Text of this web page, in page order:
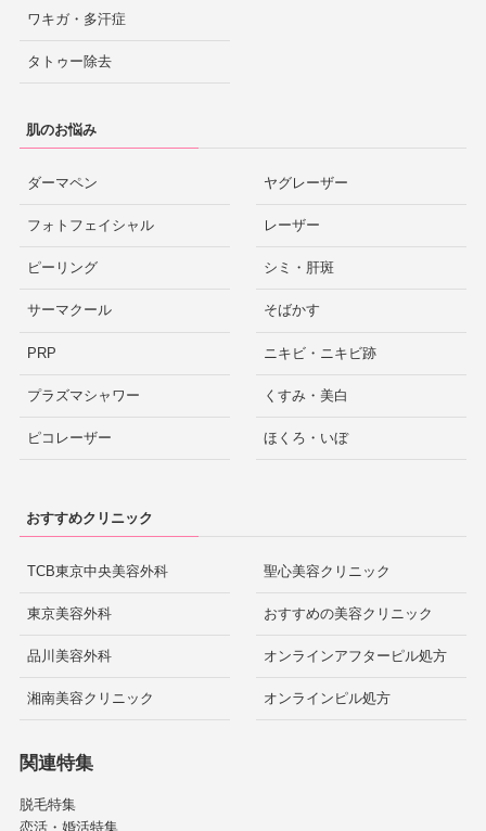
ワキガ・多汗症
タトゥー除去
肌のお悩み
ダーマペン
フォトフェイシャル
ピーリング
サーマクール
PRP
プラズマシャワー
ピコレーザー
ヤグレーザー
レーザー
シミ・肝斑
そばかす
ニキビ・ニキビ跡
くすみ・美白
ほくろ・いぼ
おすすめクリニック
TCB東京中央美容外科
東京美容外科
品川美容外科
湘南美容クリニック
聖心美容クリニック
おすすめの美容クリニック
オンラインアフターピル処方
オンラインピル処方
関連特集
脱毛特集
恋活・婚活特集